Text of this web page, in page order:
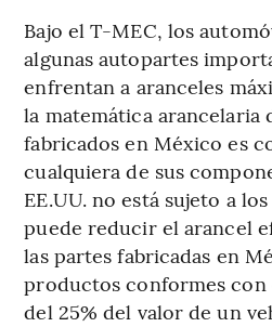
Bajo el T-MEC, los
algunas autopartes
enfrentan a aranceles
la matemática arancelaria
fabricados en México es
cualquiera de sus
EE.UU. no está sujeto a
puede reducir el arancel
las partes fabricadas en
productos conformes con
del 25% del valor de un